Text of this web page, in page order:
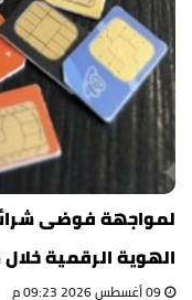
لمواجهة فوضى
الهوية الرقمية